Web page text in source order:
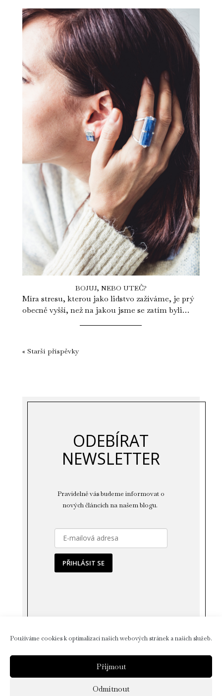
Používáme cookies k optimalizaci našich webových stránek a našich služeb.
Přijmout
Odmítnout
BOJUJ, NEBO UTEČ?
Míra stresu, kterou jako lidstvo zažíváme, je prý
obecně vyšší, než na jakou jsme se zatím byli
« Starší příspěvky
ODEBÍRAT
NEWSLETTER
Pravidelně vás budeme informovat o
nových článcích na našem blogu.
PŘIHLÁSIT SE
Sledujte nás na instagramu